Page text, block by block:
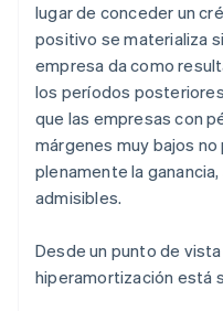
lugar de conceder un
positivo se materializa
empresa da como
los períodos
que las empresas con
márgenes muy bajos
plenamente la
admisibles.
Desde un punto de
hiperamortización está